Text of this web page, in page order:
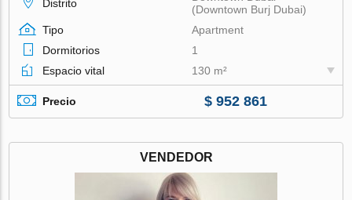
Distrito
(Downtown Burj Dubai)
Tipo
Apartment
Dormitorios
1
Espacio vital
130 m²
Precio $ 952 861
VENDEDOR